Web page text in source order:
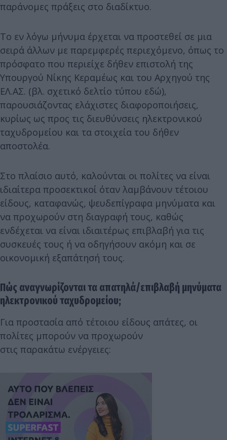
παράνομες πράξεις στο διαδίκτυο.
Το εν λόγω μήνυμα έρχεται να προστεθεί σε μια
σειρά άλλων με παρεμφερές περιεχόμενο, όπως το
πρόσφατο που περιείχε δήθεν επιστολή της
Υπουργού Νίκης Κεραμέως και του Αρχηγού της
ΕΛ.ΑΣ. (βλ. σχετικό δελτίο τύπου εδώ),
παρουσιάζοντας ελάχιστες διαφοροποιήσεις,
κυρίως ως προς τις διευθύνσεις ηλεκτρονικού
ταχυδρομείου και τα στοιχεία του δήθεν
αποστολέα.
Στο πλαίσιο αυτό, καλούνται οι πολίτες να είναι
ιδιαίτερα προσεκτικοί όταν λαμβάνουν τέτοιου
είδους, καταφανώς, ψευδεπίγραφα μηνύματα και
να προχωρούν στη διαγραφή τους, καθώς
ενδέχεται να είναι ιδιαιτέρως επιβλαβή για τις
συσκευές τους ή να οδηγήσουν ακόμη και σε
οικονομική εξαπάτησή τους.
Πώς αναγνωρίζονται τα απατηλά/επιβλαβή μηνύματα
ηλεκτρονικού ταχυδρομείου;
Για προστασία από τέτοιου είδους απάτες, οι
πολίτες μπορούν να προχωρούν
στις παρακάτω ενέργειες: